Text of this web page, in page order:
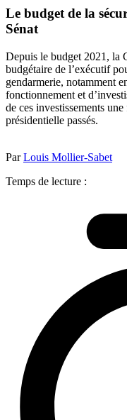
Le budget de la
Sénat
Depuis le budget 2021, la
budgétaire de l’exécutif
gendarmerie, notamment
fonctionnement et
de ces investissements
présidentielle passés.
ParLouis Mollier-Sabet
Temps de lecture :